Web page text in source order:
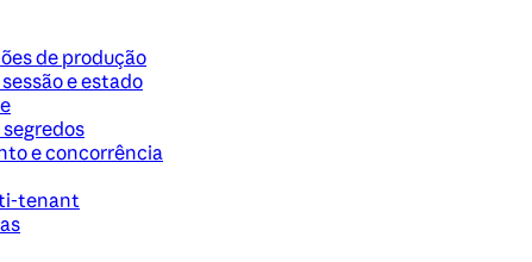
de produção
e estado
e concorrência
tenant